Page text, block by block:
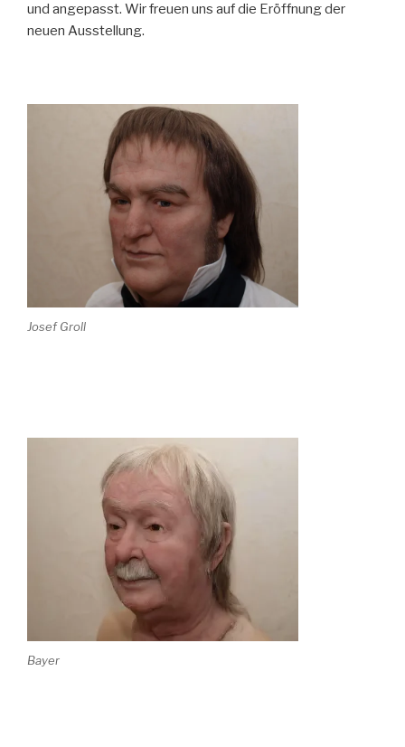
und angepasst. Wir freuen uns auf die Eröffnung der
neuen Ausstellung.
Josef Groll
Bayer